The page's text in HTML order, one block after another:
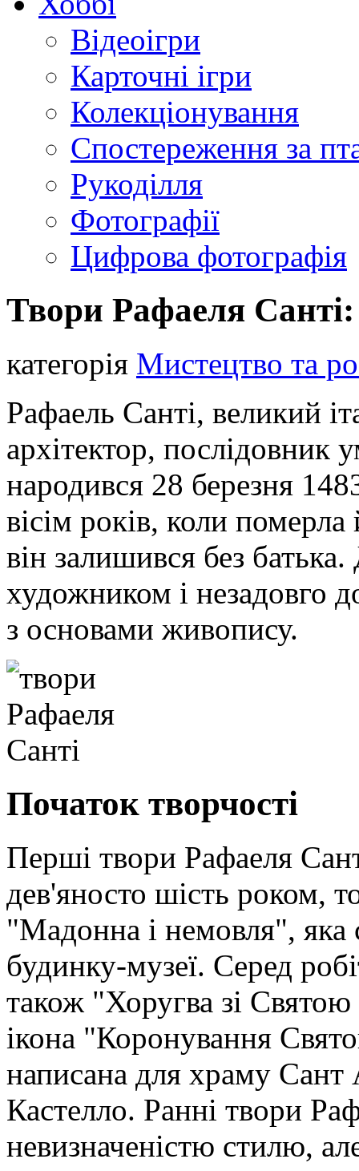
Відеоігри
Карточні ігри
Колекціонування
Спостереження за
Рукоділля
Фотографії
Цифрова фотографія
Твори Рафаеля
категорія Мистецтво та
Рафаель Санті, великий
архітектор,
народився 28 березня
вісім років, коли
він залишився без
художником і незадовго
з основами живопису.
Початок творчості
Перші твори Рафаеля
дев'яносто шість роком,
"Мадонна і немовля", яка
будинку-музеї. Серед
також "Хоругва зі
ікона "Коронування
написана для храму Сант
Кастелло. Ранні твори
невизначеністю стилю,